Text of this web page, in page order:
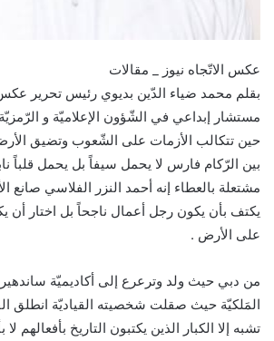
عكس الاتّجاه نيوز _ مقالات
بقلم محمد ضياء الدّين بديوي رئيس تحرير عكس
مستشار إبداعي في الشّؤون الإعلاميّة و الرّمزيّة
حين تتكالب الأزمات على الشّعوب وتضيق
بين الرّكام فارس لا يحمل سيفاً بل يحمل قلباً
مشتعلة بالعطاء إنه أحمد النزر الفلاسي صانع
يكتف بأن يكون رجل أعمال ناجحاً بل اختار أن
على الأرض .
من دبي حيث ولد وترعرع إلى أكاديميّة
المَلكيّة حيث صقلت شخصيته القياديّة انطلق
تشبه إلا الكبار الذين يكتبون التاريخ بأفعالهم